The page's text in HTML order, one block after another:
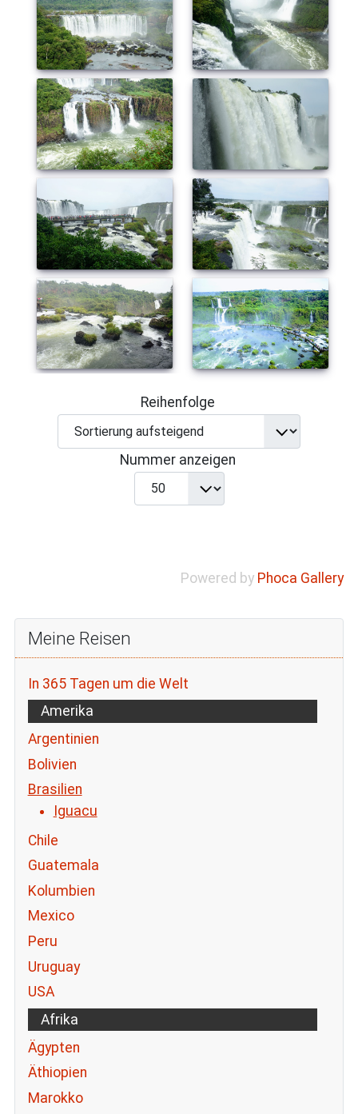
Reihenfolge
Nummer anzeigen
Powered by Phoca Gallery
Meine Reisen
In 365 Tagen um die Welt
Amerika
Argentinien
Bolivien
Brasilien
Iguacu
Chile
Guatemala
Kolumbien
Mexico
Peru
Uruguay
USA
Afrika
Ägypten
Äthiopien
Marokko